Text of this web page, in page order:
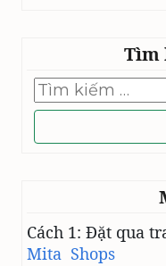
c
w
f
i
Tìm
Tìm
kiếm
cho:
Cách 1: Đặt qua
Mita Shops